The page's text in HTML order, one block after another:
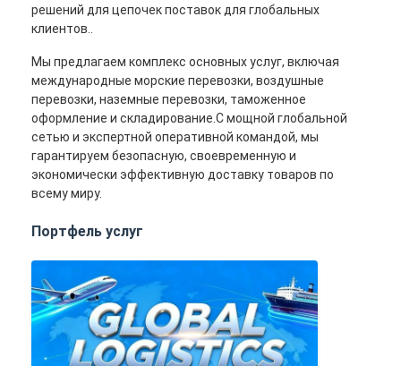
решений для цепочек поставок для глобальных
клиентов..
Мы предлагаем комплекс основных услуг, включая
международные морские перевозки, воздушные
перевозки, наземные перевозки, таможенное
оформление и складирование.С мощной глобальной
сетью и экспертной оперативной командой, мы
гарантируем безопасную, своевременную и
экономически эффективную доставку товаров по
всему миру.
Портфель услуг